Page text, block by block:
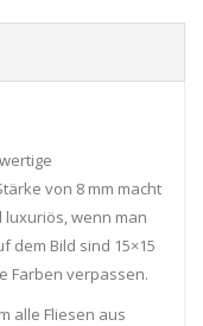
von 8 mm macht
wenn man
dem Bild sind 15×15
Farben verpassen.
alle Fliesen ​​aus